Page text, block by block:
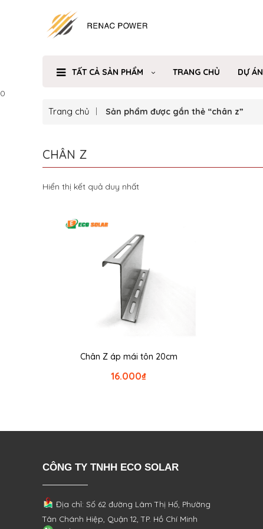
TẤT CẢ SẢN PHẨM TRANG CHỦ DỰ ÁN
0
Trang chủ Sản phẩm được gắn thẻ “chân z”
CHÂN Z
Hiển thị kết quả duy nhất
Chân Z áp mái tôn 20cm
₫
16.000
CÔNG TY TNHH ECO SOLAR
Địa chỉ: Số 62 đường Lâm Thị Hố, Phường
Tân Chánh Hiệp, Quận 12, TP. Hồ Chí Minh